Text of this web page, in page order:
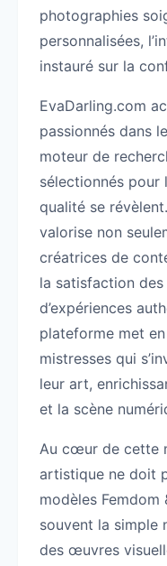
photographies
personnalisées,
instauré sur la
EvaDarling.com
passionnés dans
moteur de
sélectionnés pour
qualité se
valorise non
créatrices de
la satisfaction
d’expériences
plateforme met
mistresses qui
leur art,
et la scène
Au cœur de cette
artistique ne doit
modèles Femdom
souvent la simple
des œuvres